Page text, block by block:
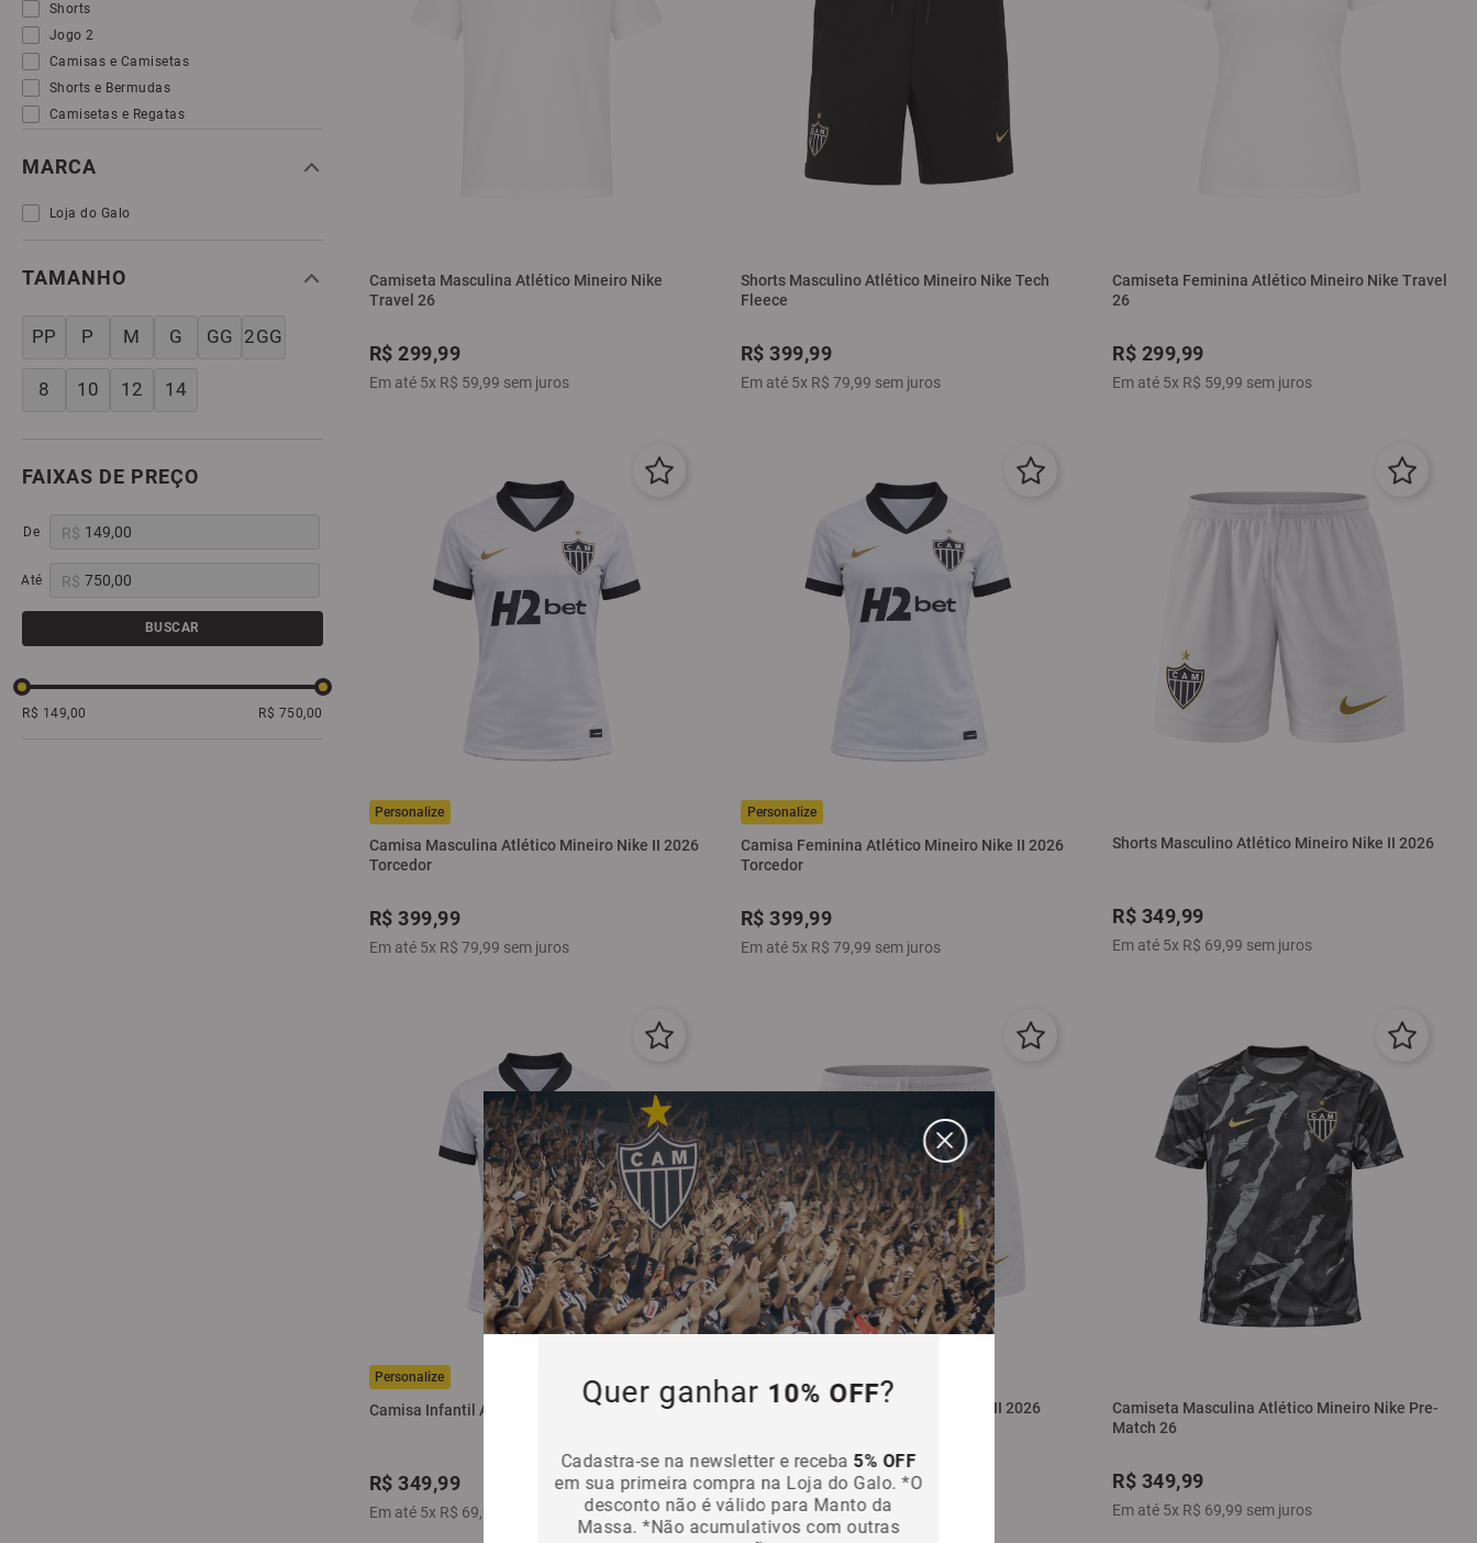
Quer ganhar 10% OFF?
Cadastra-se na newsletter e receba 5% OFF
em sua primeira compra na Loja do Galo. *O
desconto não é válido para Manto da
Massa. *Não acumulativos com outras
Shorts
Jogo 2
Camisas e Camisetas
Shorts e Bermudas
Camisetas e Regatas
MARCA
Loja do Galo
TAMANHO
PP P M G GG 2GG
8 10 12 14
FAIXAS DE PREÇO
R$
R$
BUSCAR
R$ 149,00 R$ 750,00
Camiseta Masculina Atlético Mineiro Nike
Travel 26
R$ 299,99
Em até 5x R$ 59,99 sem juros
Shorts Masculino Atlético Mineiro Nike Tech
Fleece
R$ 399,99
Em até 5x R$ 79,99 sem juros
Camiseta Feminina Atlético Mineiro Nike Travel
26
R$ 299,99
Em até 5x R$ 59,99 sem juros
Camisa Masculina Atlético Mineiro Nike II 2026
Torcedor
R$ 399,99
Em até 5x R$ 79,99 sem juros
Camisa Feminina Atlético Mineiro Nike II 2026
Torcedor
R$ 399,99
Em até 5x R$ 79,99 sem juros
Shorts Masculino Atlético Mineiro Nike II 2026
R$ 349,99
Em até 5x R$ 69,99 sem juros
Camisa Infantil Atlético Mineiro Nike II 2026
R$ 349,99
Em até 5x R$ 69,
Shorts Infantil Atlético Mineiro Nike II 2026
R$ 299,99
Em até5x R$ 59,99 sem juros
Camiseta Masculina Atlético Mineiro Nike Pre-
Match 26
R$ 349,99
Em até 5x R$ 69,99 sem juros